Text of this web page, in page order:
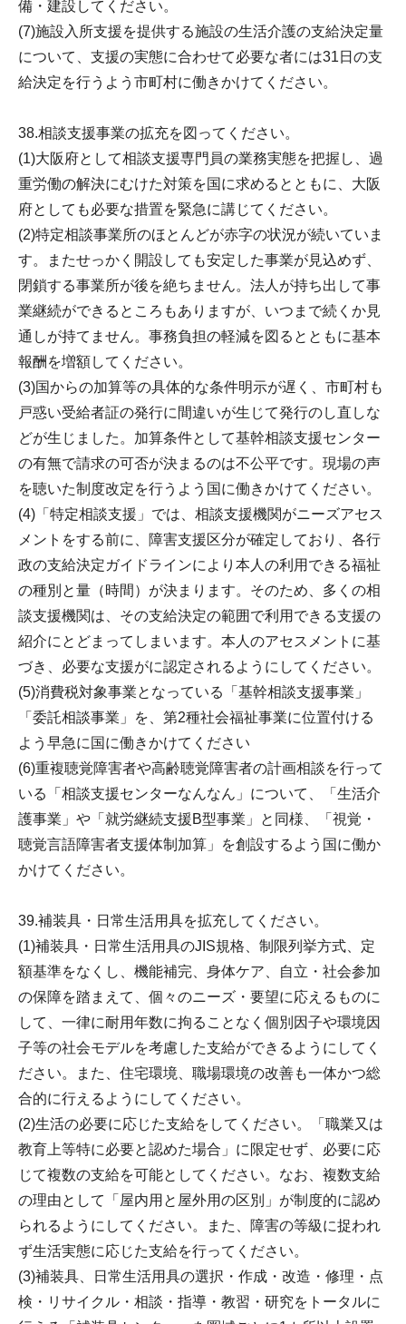
備・建設してください。
(7)施設入所支援を提供する施設の生活介護の支給決定量
について、支援の実態に合わせて必要な者には31日の支
給決定を行うよう市町村に働きかけてください。
38.相談支援事業の拡充を図ってください。
(1)大阪府として相談支援専門員の業務実態を把握し、過
重労働の解決にむけた対策を国に求めるとともに、大阪
府としても必要な措置を緊急に講じてください。
(2)特定相談事業所のほとんどが赤字の状況が続いていま
す。またせっかく開設しても安定した事業が見込めず、
閉鎖する事業所が後を絶ちません。法人が持ち出して事
業継続ができるところもありますが、いつまで続くか見
通しが持てません。事務負担の軽減を図るとともに基本
報酬を増額してください。
(3)国からの加算等の具体的な条件明示が遅く、市町村も
戸惑い受給者証の発行に間違いが生じて発行のし直しな
どが生じました。加算条件として基幹相談支援センター
の有無で請求の可否が決まるのは不公平です。現場の声
を聴いた制度改定を行うよう国に働きかけてください。
(4)「特定相談支援」では、相談支援機関がニーズアセス
メントをする前に、障害支援区分が確定しており、各行
政の支給決定ガイドラインにより本人の利用できる福祉
の種別と量（時間）が決まります。そのため、多くの相
談支援機関は、その支給決定の範囲で利用できる支援の
紹介にとどまってしまいます。本人のアセスメントに基
づき、必要な支援がに認定されるようにしてください。
(5)消費税対象事業となっている「基幹相談支援事業」
「委託相談事業」を、第2種社会福祉事業に位置付ける
よう早急に国に働きかけてください
(6)重複聴覚障害者や高齢聴覚障害者の計画相談を行って
いる「相談支援センターなんなん」について、「生活介
護事業」や「就労継続支援B型事業」と同様、「視覚・
聴覚言語障害者支援体制加算」を創設するよう国に働か
かけてください。
39.補装具・日常生活用具を拡充してください。
(1)補装具・日常生活用具のJIS規格、制限列挙方式、定
額基準をなくし、機能補完、身体ケア、自立・社会参加
の保障を踏まえて、個々のニーズ・要望に応えるものに
して、一律に耐用年数に拘ることなく個別因子や環境因
子等の社会モデルを考慮した支給ができるようにしてく
ださい。また、住宅環境、職場環境の改善も一体かつ総
合的に行えるようにしてください。
(2)生活の必要に応じた支給をしてください。「職業又は
教育上等特に必要と認めた場合」に限定せず、必要に応
じて複数の支給を可能としてください。なお、複数支給
の理由として「屋内用と屋外用の区別」が制度的に認め
られるようにしてください。また、障害の等級に捉われ
ず生活実態に応じた支給を行ってください。
(3)補装具、日常生活用具の選択・作成・改造・修理・点
検・リサイクル・相談・指導・教習・研究をトータルに